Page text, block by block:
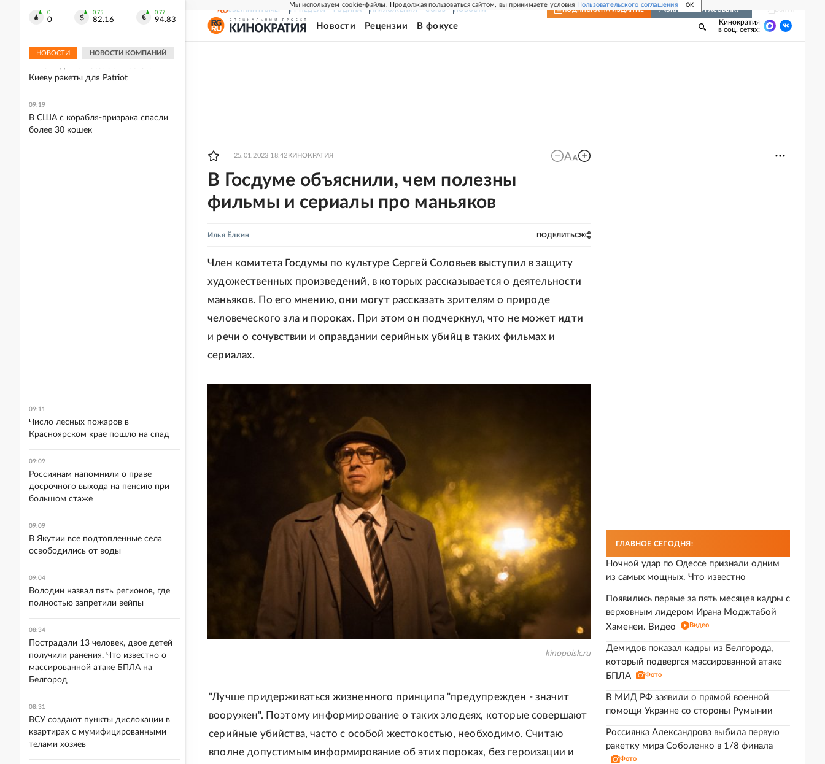
Мы используем cookie-файлы. Продолжая пользоваться сайтом, вы принимаете условия Пользовательского соглашения OK
СВЕЖИЙ НОМЕР РГ-НЕДЕЛЯ РОДИНА ПРИЛОЖЕНИЯ СОЮЗ НОВОСТИ ПОДПИСКА НА ИЗДАНИЕ ВКЛЮЧИТЬ РАССЫЛКУ
Новости Рецензии В фокусе
Кинократия
в соц. сетях:
25.01.2023 18:42 КИНОКРАТИЯ
В Госдуме объяснили, чем полезны
фильмы и сериалы про маньяков
Илья Ёлкин ПОДЕЛИТЬСЯ
Член комитета Госдумы по культуре Сергей Соловьев выступил в защиту
художественных произведений, в которых рассказывается о деятельности
маньяков. По его мнению, они могут рассказать зрителям о природе
человеческого зла и пороках. При этом он подчеркнул, что не может идти
и речи о сочувствии и оправдании серийных убийц в таких фильмах и
сериалах.
kinopoisk.ru
"Лучше придерживаться жизненного принципа "предупрежден - значит
вооружен". Поэтому информирование о таких злодеях, которые совершают
серийные убийства, часто с особой жестокостью, необходимо. Считаю
вполне допустимым информирование об этих пороках, без героизации и
ГЛАВНОЕ СЕГОДНЯ:
Ночной удар по Одессе признали одним
из самых мощных. Что известно
Появились первые за пять месяцев кадры с
верховным лидером Ирана Моджтабой
Хаменеи. Видео
Видео
Демидов показал кадры из Белгорода,
который подвергся массированной атаке
БПЛА
Фото
В МИД РФ заявили о прямой военной
помощи Украине со стороны Румынии
Россиянка Александрова выбила первую
ракетку мира Соболенко в 1/8 финала
Фото
0
0
0.75
82.16
0.77
94.83
НОВОСТИ НОВОСТИ КОМПАНИЙ
Лионель Месси прибыл в Аргентину
09:23
Финляндия отказалась поставлять
Киеву ракеты для Patriot
09:19
В США с корабля-призрака спасли
более 30 кошек
09:11
Число лесных пожаров в
Красноярском крае пошло на спад
09:09
Россиянам напомнили о праве
досрочного выхода на пенсию при
большом стаже
09:09
В Якутии все подтопленные села
освободились от воды
09:04
Володин назвал пять регионов, где
полностью запретили вейпы
08:34
Пострадали 13 человек, двое детей
получили ранения. Что известно о
массированной атаке БПЛА на
Белгород
08:31
ВСУ создают пункты дислокации в
квартирах с мумифицированными
телами хозяев